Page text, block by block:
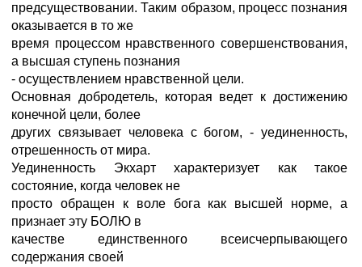
предсуществовании. Таким образом, процесс познания
оказывается в то же
время процессом нравственного совершенствования,
а высшая ступень познания
- осуществлением нравственной цели.
Основная добродетель, которая ведет к достижению
конечной цели, более
других связывает человека с богом, - уединенность,
отрешенность от мира.
Уединенность Экхарт характеризует как такое
состояние, когда человек не
просто обращен к воле бога как высшей норме, а
признает эту БОЛЮ в
качестве единственного всеисчерпывающего
содержания своей